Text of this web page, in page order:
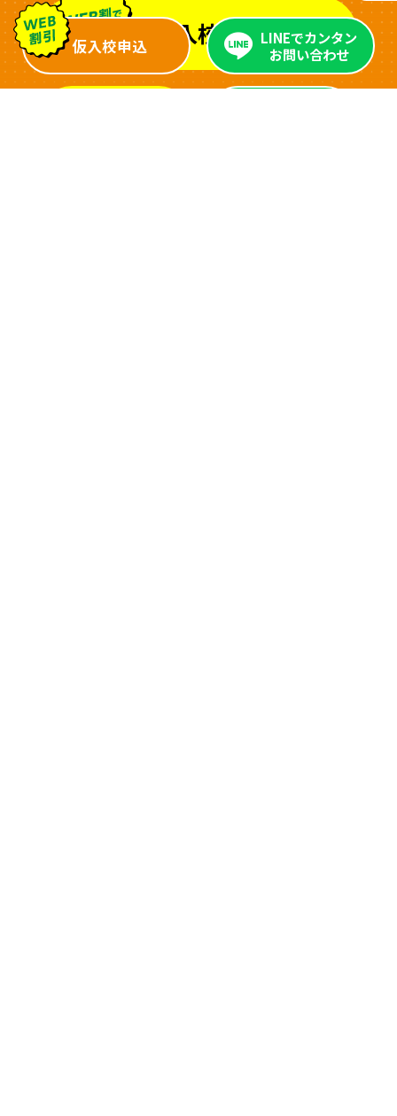
仮入校申込
仮入校申込
LINEでカンタン
お問い合わせ